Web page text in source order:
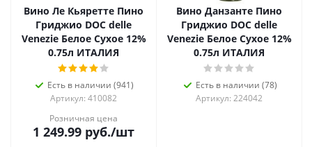
Вино Ле Кьяретте Пино
Гриджио DOC delle
Venezie Белое Сухое 12%
0.75л ИТАЛИЯ
Есть в наличии (941)
Артикул: 410082
Розничная цена
1 249.99 руб./шт
Вино Данзанте Пино
Гриджио DOC delle
Venezie Белое Сухое 12%
0.75л ИТАЛИЯ
Есть в наличии (78)
Артикул: 224042